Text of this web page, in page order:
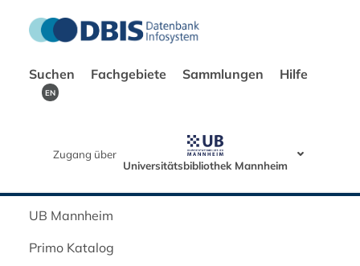
Suchen Fachgebiete Sammlungen Hilfe
EN
Zugang über
Universitätsbibliothek Mannheim
UB Mannheim
Primo Katalog